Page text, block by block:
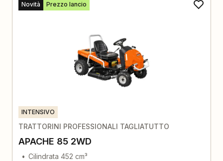
Novità Prezzo lancio
INTENSIVO
TRATTORINI PROFESSIONALI TAGLIATUTTO
APACHE 85 2WD
Cilindrata 452 cm³